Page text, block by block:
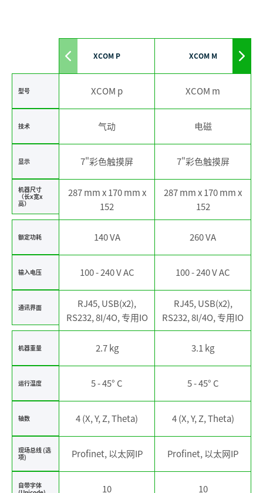
Move XCOM P XCOM M
型号 XCOM p XCOM m
技术 气动 电磁
显示 7"彩色触摸屏 7"彩色触摸屏
机器尺寸
（长x宽x
高）
287 mm x 170 mm x
152
287 mm x 170 mm x
152
额定功耗 140 VA 260 VA
输入电压 100 - 240 V AC 100 - 240 V AC
通讯界面
RJ45, USB(x2),
RS232, 8I/4O, 专用IO
RJ45, USB(x2),
RS232, 8I/4O, 专用IO
机器重量 2.7 kg 3.1 kg
运行温度 5 - 45° C 5 - 45° C
轴数 4 (X, Y, Z, Theta) 4 (X, Y, Z, Theta)
现场总线 (选
项)
Profinet, 以太网IP Profinet, 以太网IP
自带字体
10 10